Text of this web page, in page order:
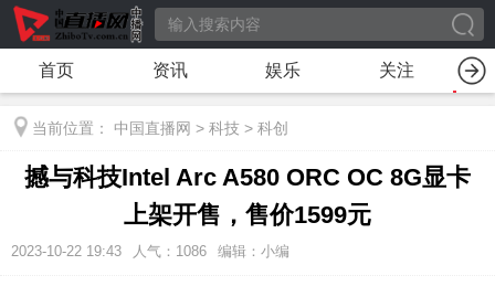
首页 资讯 娱乐 关注
当前位置： 中国直播网 > 科技 > 科创
撼与科技Intel Arc A580 ORC OC 8G显卡
上架开售，售价1599元
2023-10-22 19:43 人气： 1086 编辑：小编